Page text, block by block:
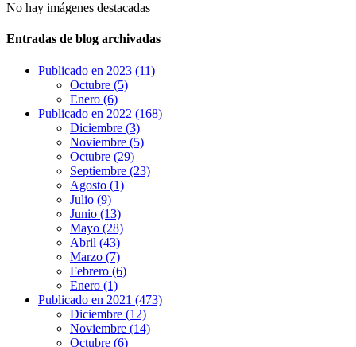
No hay imágenes destacadas
Entradas de blog archivadas
Publicado en 2023 (11)
Octubre (5)
Enero (6)
Publicado en 2022 (168)
Diciembre (3)
Noviembre (5)
Octubre (29)
Septiembre (23)
Agosto (1)
Julio (9)
Junio (13)
Mayo (28)
Abril (43)
Marzo (7)
Febrero (6)
Enero (1)
Publicado en 2021 (473)
Diciembre (12)
Noviembre (14)
Octubre (6)